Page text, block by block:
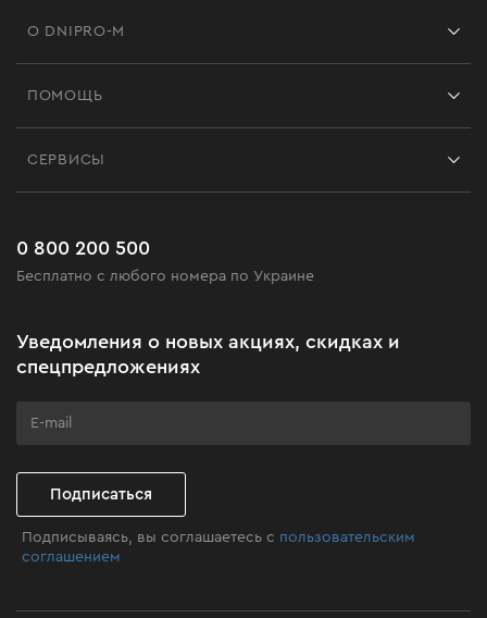
О DNIPRO-M
Черная пятница
Клуб мастерства
ПОМОЩЬ
Часто задаваемые вопросы
СЕРВИСЫ
0 800 200 500
Бесплатно с любого номера по Украине
Уведомления о новых акциях, скидках и
спецпредложениях
Подписаться
Подписываясь, вы соглашаетесь с пользовательским
соглашением